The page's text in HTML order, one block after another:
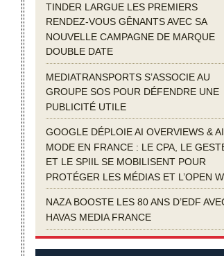
TINDER LARGUE LES PREMIERS
RENDEZ-VOUS GÊNANTS AVEC SA
NOUVELLE CAMPAGNE DE MARQUE
DOUBLE DATE
MEDIATRANSPORTS S’ASSOCIE AU
GROUPE SOS POUR DÉFENDRE UNE
PUBLICITÉ UTILE
GOOGLE DÉPLOIE AI OVERVIEWS & AI
MODE EN FRANCE : LE CPA, LE
ET LE SPIIL SE MOBILISENT POUR
PROTÉGER LES MÉDIAS ET L’OPEN
NAZA BOOSTE LES 80 ANS D’EDF
HAVAS MEDIA FRANCE